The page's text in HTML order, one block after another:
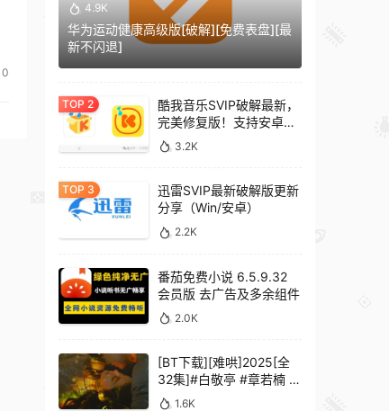
0
4.9K
华为运动健康高级版[破解][免费表盘][最
新不闪退]
酷我音乐SVIP破解最新，
完美修复版！支持安卓
+车机+pc版！
3.2K
迅雷SVIP最新破解版更新
分享（Win/安卓）
2.2K
番茄免费小说 6.5.9.32
会员版 去广告及多余组件
2.0K
[BT下载][难哄]2025[全
32集]#白敬亭 #章若楠 #
何炅 #秦沛 #鲍起静
1.6K